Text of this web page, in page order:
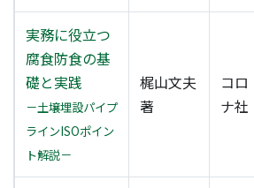
実務に役立つ
腐食防食の基
礎と実践
－土壌埋設パイプ
ラインISOポイン
ト解説－
梶山文夫
著
コロ
ナ社